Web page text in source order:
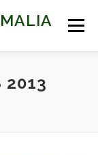
Menu
VIES
2013